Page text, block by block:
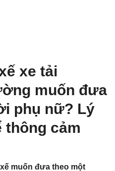
xe tải
muốn đưa
phụ nữ? Lý
thông cảm
muốn đưa theo một